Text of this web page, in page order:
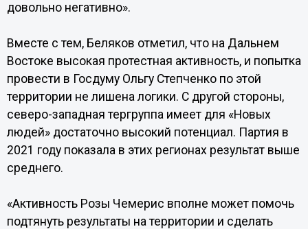
довольно негативно».
Вместе с тем, Беляков отметил, что на Дальнем
Востоке высокая протестная активность, и попытка
провести в Госдуму Ольгу Степченко по этой
территории не лишена логики. С другой стороны,
северо-западная тергруппа имеет для «Новых
людей» достаточно высокий потенциал. Партия в
2021 году показала в этих регионах результат выше
среднего.
«Активность Розы Чемерис вполне может помочь
подтянуть результаты на территории и сделать